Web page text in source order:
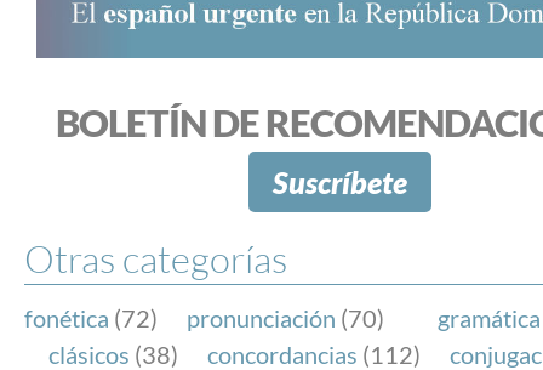
BOLETÍN DE
Suscríbete
Otras categorías
fonética (72) pronunciación (70) gramática
clásicos (38) concordancias (112)